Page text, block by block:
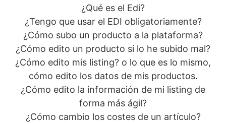
¿Qué es el Edi?
¿Tengo que usar el EDI obligatoriamente?
¿Cómo subo un producto a la plataforma?
¿Cómo edito un producto si lo he subido mal?
¿Cómo edito mis listing? o lo que es lo mismo,
cómo edito los datos de mis productos.
¿Cómo edito la información de mi listing de
forma más ágil?
¿Cómo cambio los costes de un artículo?